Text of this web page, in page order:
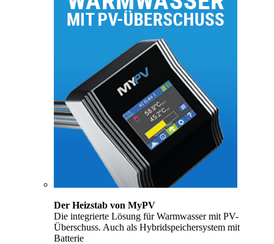
Der Heizstab von MyPV
Die integrierte Lösung für Warmwasser mit PV-
Überschuss. Auch als Hybridspeichersystem mit
Batterie